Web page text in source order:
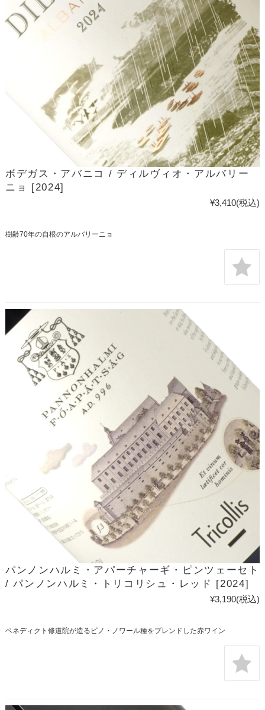
ボデガス・アバニコ / ディルヴィオ・アルバリー
ニョ [2024]
¥3,410(税込)
樹齢70年の自根のアルバリーニョ
パンノンハルミ・アパーチャーギ・ピンツェーセト
/ パンノンハルミ・トリコリシュ・レッド [2024]
¥3,190(税込)
ベネディクト修道院が造るピノ・ノワール種をブレンドした赤ワイン